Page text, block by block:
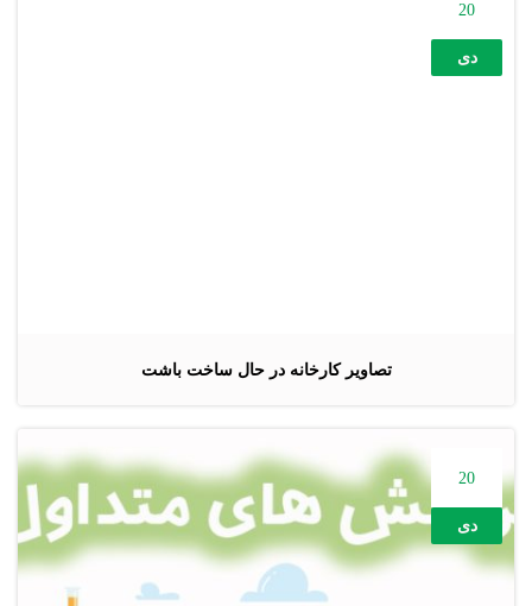
تصاویر کارخانه در حال ساخت باشت
20
دی
20
دی